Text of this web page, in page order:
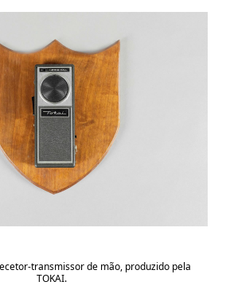
transmissor de mão, produzido pela
TOKAI.